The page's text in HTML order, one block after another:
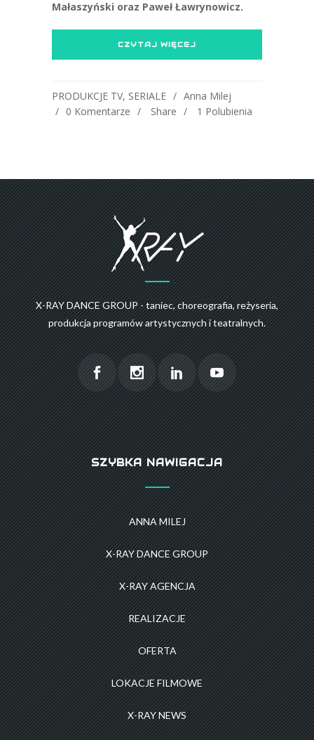
Małaszyński oraz Paweł Ławrynowicz.
CZYTAJ WIĘCEJ
PRODUKCJE TV, SERIALE
Anna Milej
0 Komentarze
Share 1 Polubienia
X-RAY DANCE GROUP - taniec, choreografia, reżyseria,
produkcja programów artystycznych i teatralnych.
SZYBKA NAWIGACJA
ANNA MILEJ
X-RAY DANCE GROUP
X-RAY AGENCJA
REALIZACJE
OFERTA
LOKACJE FILMOWE
X-RAY NEWS